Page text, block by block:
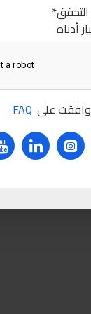
أدناه
على FAQ
REQUEST MORE